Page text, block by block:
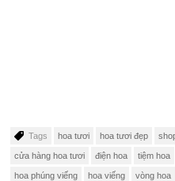
Tags hoa tươi hoa tươi đẹp
cửa hàng hoa tươi điện hoa tiệm hoa
hoa phúng viếng hoa viếng vòng hoa